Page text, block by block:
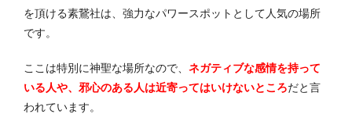
を頂ける素鵞社は、強力なパワースポットとして人気の場所
です。
ここは特別に神聖な場所なので、 ネガティブな感情を持って
いる人や、邪心のある人は近寄ってはいけないところだと言
われています。